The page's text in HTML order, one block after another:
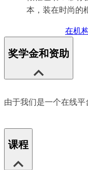
本，装在时尚的
在机
奖学金和资助
由于我们是一个在线平
课程